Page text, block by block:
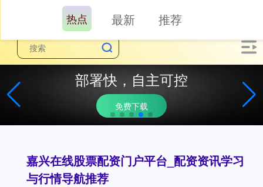
部署快，自主可控
免费下载
嘉兴在线股票配资门户平台_配资资讯学习
与行情导航推荐
热点 最新 推荐